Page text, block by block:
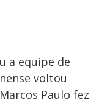
a equipe de
voltou
Paulo fez